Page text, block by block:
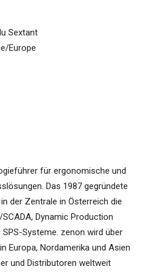
Sextant
Europe
für ergonomische und
Das 1987 gegründete
der Zentrale in Österreich die
Dynamic Production
Systeme. zenon wird über
Europa, Nordamerika und Asien
und Distributoren weltweit